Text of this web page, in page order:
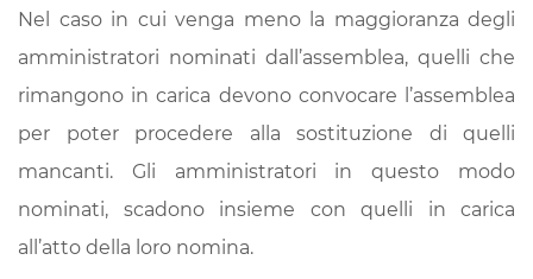
Nel caso in cui venga meno la maggioranza degli
amministratori nominati dall’assemblea, quelli che
rimangono in carica devono convocare l’assemblea
per poter procedere alla sostituzione di quelli
mancanti. Gli amministratori in questo modo
nominati, scadono insieme con quelli in carica
all’atto della loro nomina.